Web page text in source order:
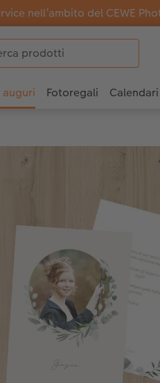
nell’ambito del CEWE
Fotoregali Calendari